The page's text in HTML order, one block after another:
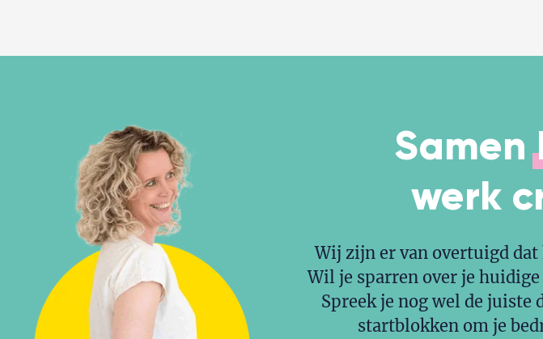
Samen
werk
Wij zijn er van overtuigd
Wil je sparren over je
Spreek je nog wel de juiste
startblokken om je